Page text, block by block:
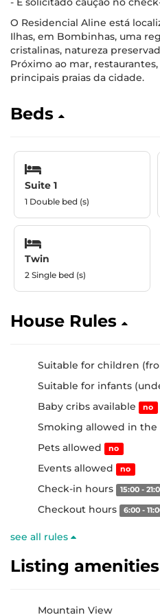
O Residencial Aline está
Ilhas, em Bombinhas, uma
cristalinas, natureza
Próximo ao mar,
principais praias da cidade.
Beds
Suite 1
1 Double bed (s)
Twin
2 Single bed (s)
House Rules
Suitable for children
Suitable for infants
Baby cribs available no
Smoking allowed in the
Pets allowed no
Events allowed no
Check-in hours 15:00 -
Checkout hours 6:00 -
see all rules
Listing amenities
Mountain View